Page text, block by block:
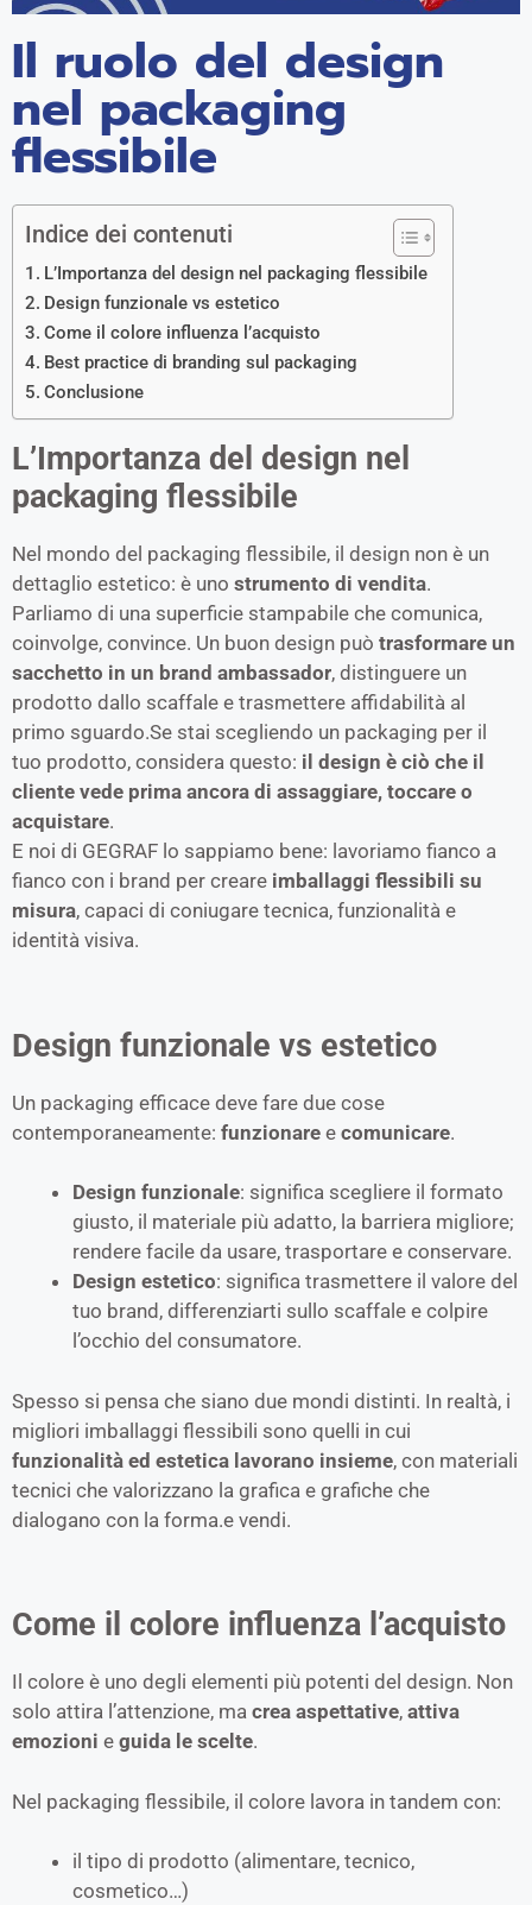
Il ruolo del design
nel packaging
flessibile
Indice dei contenuti
L’Importanza del design nel packaging flessibile
Design funzionale vs estetico
Come il colore influenza l’acquisto
Best practice di branding sul packaging
Conclusione
L’Importanza del design nel
packaging flessibile
Nel mondo del packaging flessibile, il design non è un
dettaglio estetico: è uno strumento di vendita.
Parliamo di una superficie stampabile che comunica,
coinvolge, convince. Un buon design può trasformare un
sacchetto in un brand ambassador, distinguere un
prodotto dallo scaffale e trasmettere affidabilità al
primo sguardo.Se stai scegliendo un packaging per il
tuo prodotto, considera questo: il design è ciò che il
cliente vede prima ancora di assaggiare, toccare o
acquistare.
E noi di GEGRAF lo sappiamo bene: lavoriamo fianco a
fianco con i brand per creare imballaggi flessibili su
misura, capaci di coniugare tecnica, funzionalità e
identità visiva.
Design funzionale vs estetico
Un packaging efficace deve fare due cose
contemporaneamente: funzionare e comunicare.
Design funzionale: significa scegliere il formato
giusto, il materiale più adatto, la barriera migliore;
rendere facile da usare, trasportare e conservare.
Design estetico: significa trasmettere il valore del
tuo brand, differenziarti sullo scaffale e colpire
l’occhio del consumatore.
Spesso si pensa che siano due mondi distinti. In realtà, i
migliori imballaggi flessibili sono quelli in cui
funzionalità ed estetica lavorano insieme, con materiali
tecnici che valorizzano la grafica e grafiche che
dialogano con la forma.e vendi.
Come il colore influenza l’acquisto
Il colore è uno degli elementi più potenti del design. Non
solo attira l’attenzione, ma crea aspettative, attiva
emozioni e guida le scelte.
Nel packaging flessibile, il colore lavora in tandem con:
il tipo di prodotto (alimentare, tecnico,
cosmetico…)